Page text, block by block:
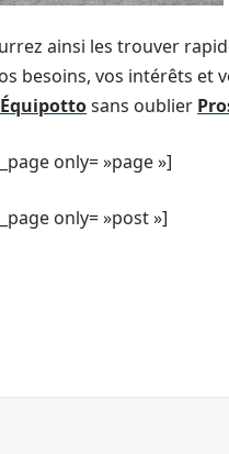
ainsi les trouver
besoins, vos intérêts et
Équipottosans oublier
only= »page »]
only= »post »]